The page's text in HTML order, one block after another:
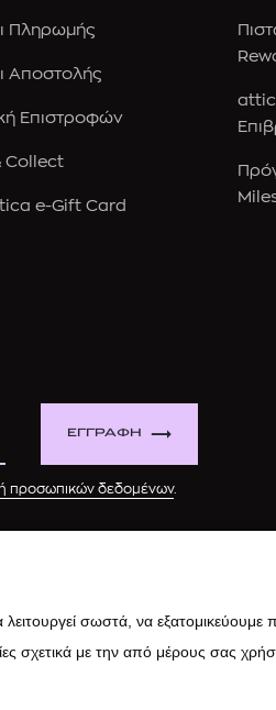
Πληρωμής
Αποστολής
Επιστροφών
Collect
e-Gift Card
ΕΓΓΡΑΦΗ
προσωπικών δεδομένων.
σωστά, να εξατομικεύουμε
σχετικά με την από μέρους σας